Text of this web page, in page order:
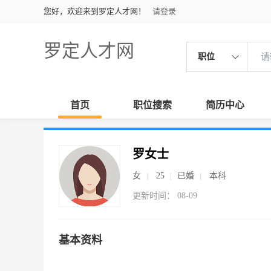
您好，欢迎来到罗定人才网！ 请登录
罗定人才网 职位
首页 职位搜索 简历中心
罗女士
女 25 已婚 本科
更新时间： 08-09
基本资料